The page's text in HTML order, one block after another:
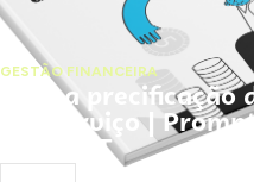
GESTÃO FINANCEIRA
Faça a precificação
seu serviço |
ChatGPT